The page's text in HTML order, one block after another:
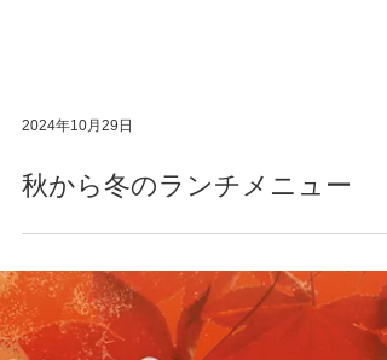
秋から冬のランチメニュー